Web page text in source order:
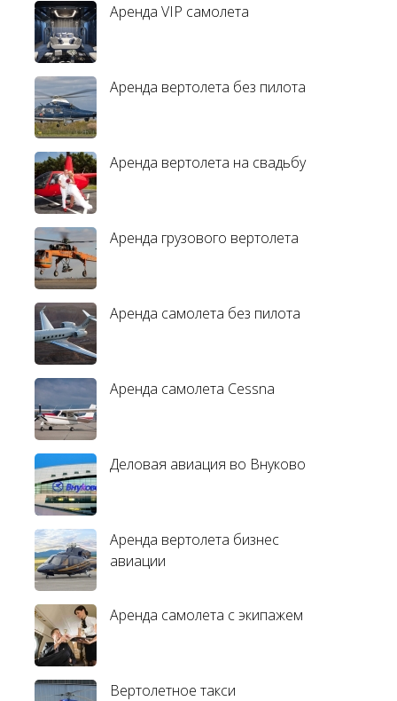
Аренда VIP самолета
Аренда вертолета без пилота
Аренда вертолета на свадьбу
Аренда грузового вертолета
Аренда самолета без пилота
Аренда самолета Cessna
Деловая авиация во Внуково
Аренда вертолета бизнес
авиации
Аренда самолета с экипажем
Вертолетное такси